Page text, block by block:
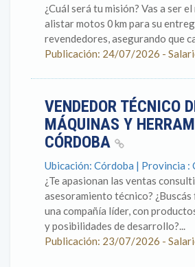
¿Cuál será tu misión? Vas a ser
alistar motos 0 km para su
revendedores, asegurando que
Publicación: 24/07/2026 -
VENDEDOR TÉCNICO
MÁQUINAS Y
CÓRDOBA
Ubicación: Córdoba | Provincia :
¿Te apasionan las ventas
asesoramiento técnico?
una compañía líder, con
y posibilidades de desarrollo?...
Publicación: 23/07/2026 -